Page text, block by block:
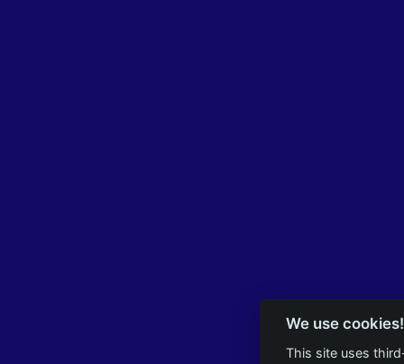
We use cookies!
This site uses